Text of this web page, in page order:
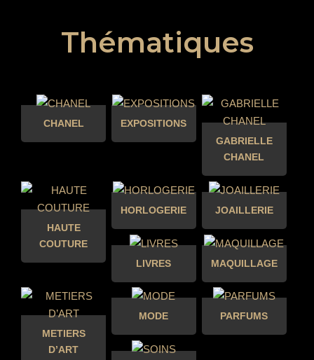
Thématiques
CHANEL
EXPOSITIONS
GABRIELLE
CHANEL
HAUTE
COUTURE
HORLOGERIE JOAILLERIE
LIVRES MAQUILLAGE
METIERS
D’ART
MODE PARFUMS